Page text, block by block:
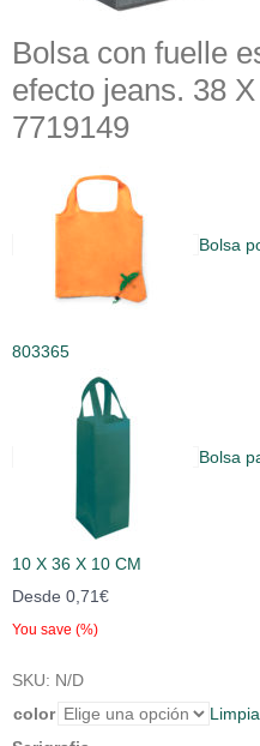
Bolsa con fuelle
efecto jeans. 38
7719149
Bolsa
803365
Bolsa
10 X 36 X 10 CM
Desde 0,71€
You save (%)
SKU: N/D
color